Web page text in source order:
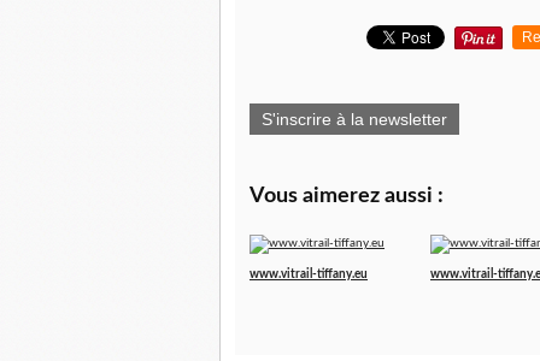
S'inscrire à la newsletter
Vous aimerez aussi :
www.vitrail-tiffany.eu
www.vitrail-